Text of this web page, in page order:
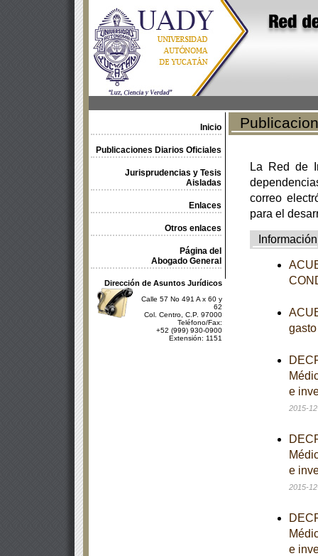
Inicio
Publicaciones Diarios Oficiales
Jurisprudencias y Tesis
Aisladas
Enlaces
Otros enlaces
Página del
Abogado General
Dirección de Asuntos Jurídicos
Calle 57 No 491 A x 60 y
62
Col. Centro, C.P. 97000
Teléfono/Fax:
+52 (999) 930-0900
Extensión: 1151
La Red de
correo
para el
Información
e
2015-
e
2015-
e